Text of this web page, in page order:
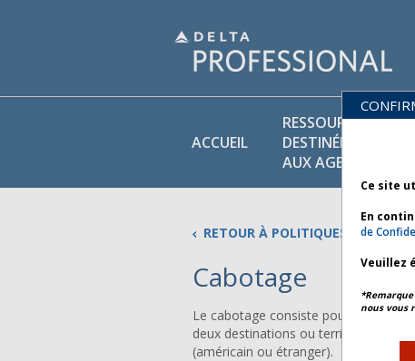
ACCUEIL
RESSOURCES
DESTINÉES
AUX AGENTS
RETOUR À POLITIQUES
Cabotage
Le cabotage consiste pour une
deux destinations ou territoires
(américain ou étranger).
Ce site
En
de
Veuillez
nous vous